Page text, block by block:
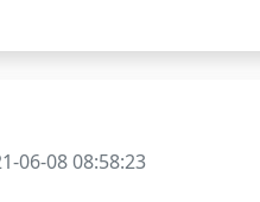
06-08 08:58:23